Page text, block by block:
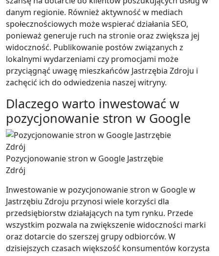
danym regionie. Również aktywność w mediach
społecznościowych może wspierać działania SEO,
ponieważ generuje ruch na stronie oraz zwiększa jej
widoczność. Publikowanie postów związanych z
lokalnymi wydarzeniami czy promocjami może
przyciągnąć uwagę mieszkańców Jastrzębia Zdroju i
zachęcić ich do odwiedzenia naszej witryny.
Dlaczego warto inwestować w
pozycjonowanie stron w Google
Pozycjonowanie stron w Google Jastrzębie
Zdrój
Inwestowanie w pozycjonowanie stron w Google w
Jastrzębiu Zdroju przynosi wiele korzyści dla
przedsiębiorstw działających na tym rynku. Przede
wszystkim pozwala na zwiększenie widoczności marki
oraz dotarcie do szerszej grupy odbiorców. W
dzisiejszych czasach większość konsumentów korzysta